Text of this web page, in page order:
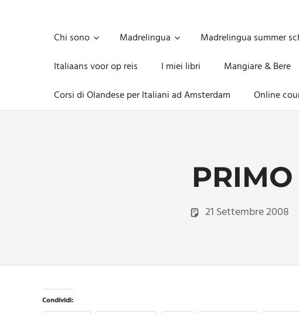
imprescindibile,
inevitabile
Mammamsterdam
oggi
anche
Chi sono Madrelingua Madrelingua summer
Italiaans voor op reis
I miei libri Mangiare & Bere
Corsi di Olandese per Italiani ad Amsterdam
Online
21 Settembre 2008
Condividi: